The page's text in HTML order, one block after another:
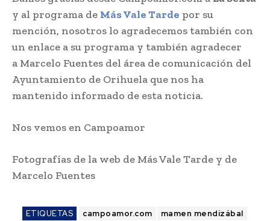
y al programa de Más Vale Tarde por su
mención, nosotros lo agradecemos también con
un enlace a su programa y también agradecer
a Marcelo Fuentes del área de comunicación del
Ayuntamiento de Orihuela que nos ha
mantenido informado de esta noticia.
Nos vemos en Campoamor
Fotografías de la web de Más Vale Tarde y de
Marcelo Fuentes
ETIQUETAS campoamor.com
mamen mendizábal